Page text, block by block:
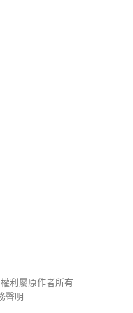
利屬原作者所有
聲明